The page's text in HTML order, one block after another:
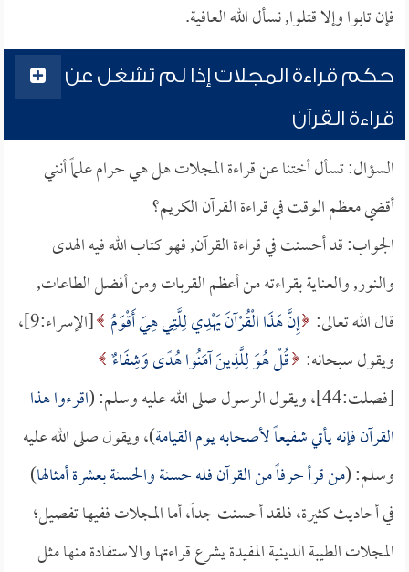
فإن تابوا وإلا قتلوا, نسأل الله العافية.
حكم قراءة المجلات إذا لم تشغل عن
قراءة القرآن
السؤال: تسأل أختنا عن قراءة المجلات هل هي حرام علماً أنني
أقضي معظم الوقت في قراءة القرآن الكريم؟
الجواب: قد أحسنت في قراءة القرآن, فهو كتاب الله فيه الهدى
والنور, والعناية بقراءته من أعظم القربات ومن أفضل الطاعات,
قال الله تعالى: إِنَّ هَذَا الْقُرْآنَ يَهْدِي لِلَّتِي هِيَ أَقْوَمُ
[الإسراء:9]،
ويقول سبحانه: قُلْ هُوَ لِلَّذِينَ آمَنُوا هُدًى وَشِفَاءٌ
[فصلت:44]، ويقول الرسول صلى الله عليه وسلم: (
اقرءوا هذا
القرآن فإنه يأتي شفيعاً لأصحابه يوم القيامة)، ويقول صلى الله عليه
وسلم: (من قرأ حرفاً من القرآن فله حسنة والحسنة بعشرة أمثالها)
في أحاديث كثيرة، فلقد أحسنت جداً، أما المجلات ففيها تفصيل؛
المجلات الطيبة الدينية المفيدة يشرع قراءتها والاستفادة منها مثل